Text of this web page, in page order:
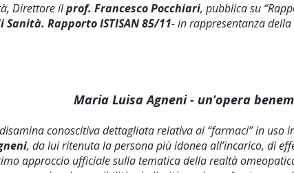
Direttore ilprof. Francesco Pocchiari, pubblica su
Rapporto ISTISAN 85/11- in rappresentanza
Maria Luisa Agneni - un’opera
conoscitiva dettagliata relativa ai “farmaci” in uso
, da lui ritenuta la persona più idonea all’incarico, di
approccio ufficiale sulla tematica della realtà